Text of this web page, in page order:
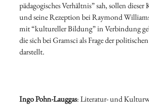
pädagogisches Verhältnis” sah, sollen
und seine Rezeption bei Raymond
mit “kultureller Bildung” in Verbindung
die sich bei Gramsci als Frage der
darstellt.
Ingo Pohn-Lauggas: Literatur- und